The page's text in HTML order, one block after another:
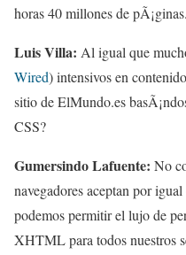
horas 40 millones de pÃ¡ginas.
Luis Villa: Al igual que
Wired) intensivos en
sitio de ElMundo.es
CSS?
Gumersindo Lafuente: No
navegadores aceptan por
podemos permitir el lujo de
XHTML para todos nuestros